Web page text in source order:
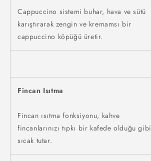
Cappuccino sistemi buhar, hava ve sütü
karıştırarak zengin ve kremamsı bir
cappuccino köpüğü üretir.
Fincan Isıtma
Fincan ısıtma fonksiyonu, kahve
fincanlarınızı tıpkı bir kafede olduğu gibi
sıcak tutar.